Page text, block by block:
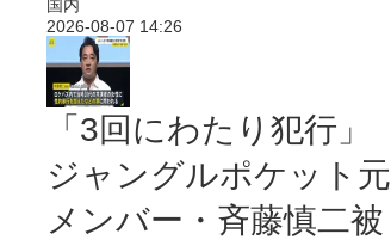
国内
2026-08-07 14:26
「3回にわたり犯行」
ジャングルポケット元
メンバー・斉藤慎二被